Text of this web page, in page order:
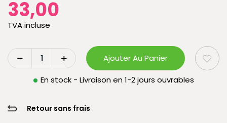
33,00
TVA incluse
Ajouter Au Panier
En stock - Livraison en 1-2 jours ouvrables
Retour sans frais